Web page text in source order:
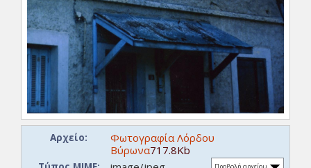
Αρχείο:
Φωτογραφία Λόρδου
Βύρωνα717.8Kb